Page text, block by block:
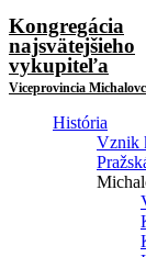
Kongregácia
najsvätejšieho
vykupiteľa
Viceprovincia
História
Vznik